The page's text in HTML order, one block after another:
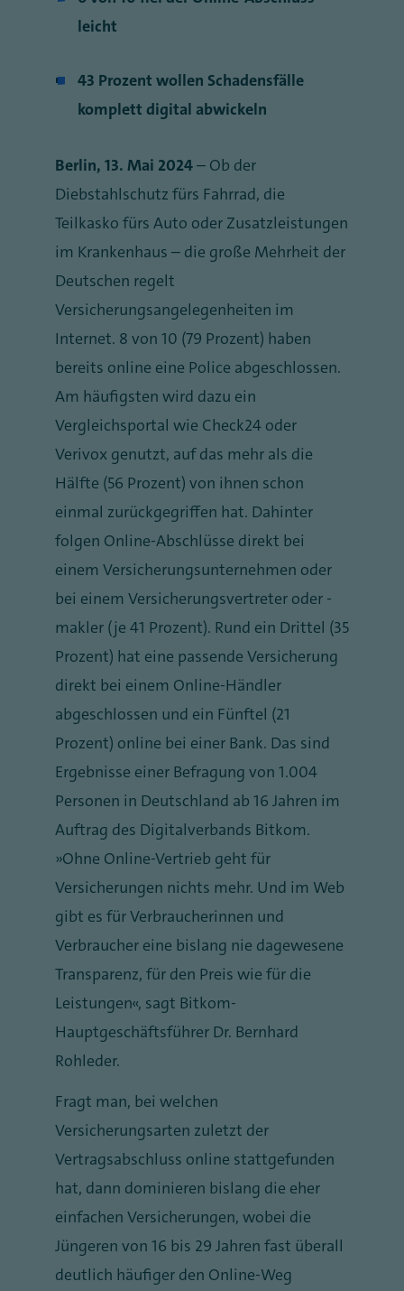
leicht
43 Prozent wollen Schadensfälle
komplett digital abwickeln
Berlin, 13. Mai 2024– Ob der
Diebstahlschutz fürs Fahrrad, die
Teilkasko fürs Auto oder Zusatzleistungen
im Krankenhaus – die große Mehrheit der
Deutschen regelt
Versicherungsangelegenheiten im
Internet. 8 von 10 (79 Prozent) haben
bereits online eine Police abgeschlossen.
Am häufigsten wird dazu ein
Vergleichsportal wie Check24 oder
Verivox genutzt, auf das mehr als die
Hälfte (56 Prozent) von ihnen schon
einmal zurückgegriffen hat. Dahinter
folgen Online-Abschlüsse direkt bei
einem Versicherungsunternehmen oder
bei einem Versicherungsvertreter oder -
makler (je 41 Prozent). Rund ein Drittel (35
Prozent) hat eine passende Versicherung
direkt bei einem Online-Händler
abgeschlossen und ein Fünftel (21
Prozent) online bei einer Bank. Das sind
Ergebnisse einer Befragung von 1.004
Personen in Deutschland ab 16 Jahren im
Auftrag des Digitalverbands Bitkom.
„Ohne Online-Vertrieb geht für
Versicherungen nichts mehr. Und im Web
gibt es für Verbraucherinnen und
Verbraucher eine bislang nie dagewesene
Transparenz, für den Preis wie für die
Leistungen“, sagt Bitkom-
Hauptgeschäftsführer Dr. Bernhard
Rohleder.
Fragt man, bei welchen
Versicherungsarten zuletzt der
Vertragsabschluss online stattgefunden
hat, dann dominieren bislang die eher
einfachen Versicherungen, wobei die
Jüngeren von 16 bis 29 Jahren fast überall
deutlich häufiger den Online-Weg